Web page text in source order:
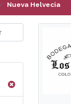
Nueva Helvecia